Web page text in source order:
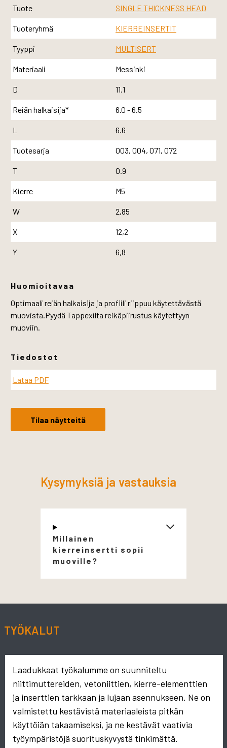
Tuote SINGLE THICKNESS HEAD
Tuoteryhmä KIERREINSERTIT
Tyyppi MULTISERT
Materiaali Messinki
D 11.1
Reiän halkaisija* 6.0 - 6.5
L 6.6
Tuotesarja 003, 004, 071, 072
T 0.9
Kierre M5
W 2,85
X 12,2
Y 6,8
Huomioitavaa
Optimaali reiän halkaisija ja profiili riippuu käytettävästä
muovista.Pyydä Tappexilta reikäpiirustus käytettyyn
muoviin.
Tiedostot
Lataa PDF
Tilaa näytteitä
Kysymyksiä ja vastauksia
Millainen
kierreinsertti sopii
muoville?
TYÖKALUT
Laadukkaat työkalumme on suunniteltu
niittimuttereiden, vetoniittien, kierre-elementtien
ja inserttien tarkkaan ja lujaan asennukseen. Ne on
valmistettu kestävistä materiaaleista pitkän
käyttöiän takaamiseksi, ja ne kestävät vaativia
työympäristöjä suorituskyvystä tinkimättä.